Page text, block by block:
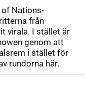
of Nations-
från
virala. I stället är
genom att
i stället för
rundorna här.